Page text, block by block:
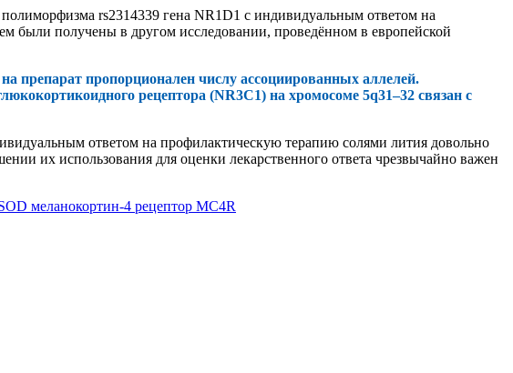
rs2314339 гена NR1D1 с индивидуальным ответом на
были получены в другом исследовании, проведённом в европейской
препарат пропорционален числу ассоциированных аллелей.
рецептора (NR3C1) на хромосоме 5q31–32 связан с
ответом на профилактическую терапию солями лития довольно
их использования для оценки лекарственного ответа чрезвычайно важен
меланокортин-4 рецептор MC4R